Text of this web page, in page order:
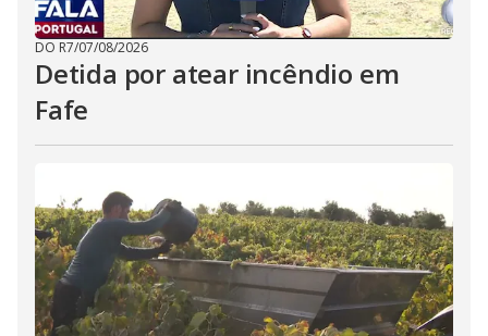
DO R7/07/08/2026
Detida por atear incêndio em
Fafe